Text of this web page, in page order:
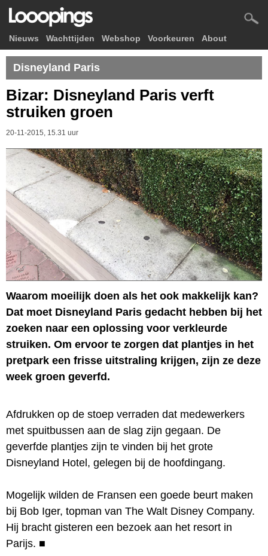
Nieuws Wachttijden Webshop Voorkeuren About
Disneyland Paris
Bizar: Disneyland Paris verft
struiken groen
20-11-2015, 15.31 uur
Waarom moeilijk doen als het ook makkelijk kan?
Dat moet Disneyland Paris gedacht hebben bij het
zoeken naar een oplossing voor verkleurde
struiken. Om ervoor te zorgen dat plantjes in het
pretpark een frisse uitstraling krijgen, zijn ze deze
week groen geverfd.
Afdrukken op de stoep verraden dat medewerkers
met spuitbussen aan de slag zijn gegaan. De
geverfde plantjes zijn te vinden bij het grote
Disneyland Hotel, gelegen bij de hoofdingang.
Mogelijk wilden de Fransen een goede beurt maken
bij Bob Iger, topman van The Walt Disney Company.
Hij bracht gisteren een bezoek aan het resort in
Parijs. ■